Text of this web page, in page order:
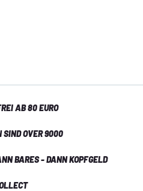
AB 80 EURO
SIND OVER 9000
BARES - DANN KOPFGELD